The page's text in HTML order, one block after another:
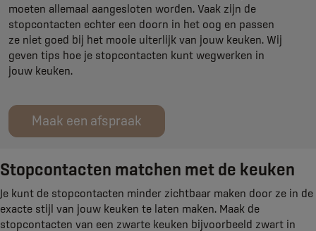
moeten allemaal aangesloten worden. Vaak zijn de
stopcontacten echter een doorn in het oog en passen
ze niet goed bij het mooie uiterlijk van jouw keuken. Wij
geven tips hoe je stopcontacten kunt wegwerken in
jouw keuken.
Maak een afspraak
Stopcontacten matchen met de keuken
Je kunt de stopcontacten minder zichtbaar maken door ze in de
exacte stijl van jouw keuken te laten maken. Maak de
stopcontacten van een zwarte keuken bijvoorbeeld zwart in